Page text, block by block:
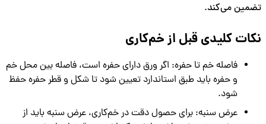
تضمین می‌کند.
نکات کلیدی قبل از خم‌کاری
فاصله خم تا حفره: اگر ورق دارای حفره است، فاصله بین محل خم
و حفره باید طبق استاندارد تعیین شود تا شکل و قطر حفره حفظ
شود.
عرض سنبه: برای حصول دقت در خم‌کاری، عرض سنبه باید از